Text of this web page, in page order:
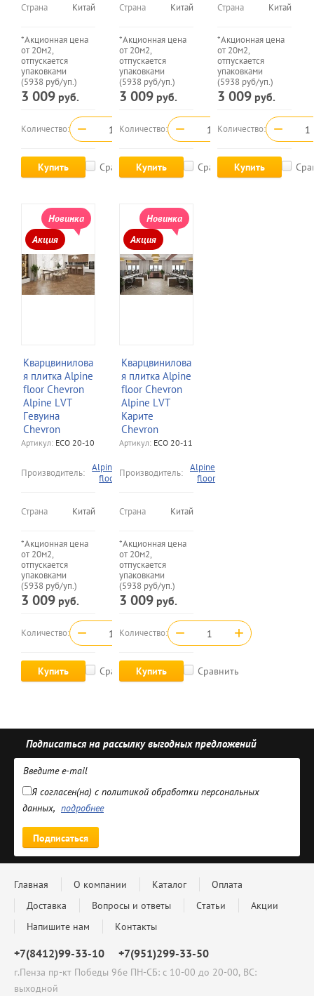
Страна Китай
*Акционная цена
от 20м2,
отпускается
упаковками
(5938 руб/уп.)
3 009 руб.
Количество: − +
Купить Сравнить
Страна Китай
*Акционная цена
от 20м2,
отпускается
упаковками
(5938 руб/уп.)
3 009 руб.
Количество: − +
Купить Сравнить
Страна Китай
*Акционная цена
от 20м2,
отпускается
упаковками
(5938 руб/уп.)
3 009руб.
Количество: −
Купить
Новинка
Акция
Кварцвинилова
я плитка Alpine
floor Chevron
Alpine LVT
Гевуина
Chevron
Артикул: ECO 20-10
Производитель:
Alpine
floor
Страна Китай
*Акционная цена
от 20м2,
отпускается
упаковками
(5938 руб/уп.)
3 009 руб.
Количество: − +
Купить Сравнить
Новинка
Акция
Кварцвинилова
я плитка Alpine
floor Chevron
Alpine LVT
Карите
Chevron
Артикул: ECO 20-11
Производитель: Alpine
floor
Страна Китай
*Акционная цена
от 20м2,
отпускается
упаковками
(5938 руб/уп.)
3 009 руб.
Количество: − +
Купить Сравнить
Подписаться на рассылку выгодных предложений
Я согласен(на) с политикой обработки персональных
данных, подробнее
Подписаться
Главная О компании Каталог
Оплата
Доставка
Вопросы и ответы Статьи
Акции
Напишите нам
Контакты
+7(8412)99-33-10 +7(951)299-33-50
г.Пенза пр-кт Победы 96е ПН-СБ: с 10-00 до 20-00, ВС:
выходной